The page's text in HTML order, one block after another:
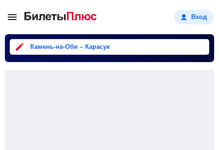
Вход
Камень-на-Оби – Карасук